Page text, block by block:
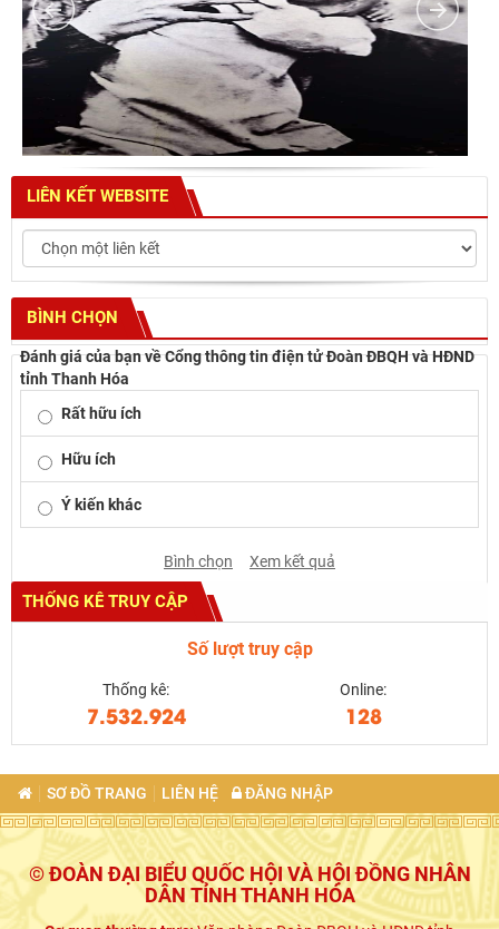
LIÊN KẾT WEBSITE
BÌNH CHỌN
Đánh giá của bạn về Cổng thông tin điện tử Đoàn ĐBQH và HĐND
tỉnh Thanh Hóa
Rất hữu ích
Hữu ích
Ý kiến khác
Bình chọn Xem kết quả
THỐNG KÊ TRUY CẬP
Số lượt truy cập
Thống kê:
7.532.924
Online:
128
SƠ ĐỒ TRANG LIÊN HỆ ĐĂNG NHẬP
© ĐOÀN ĐẠI BIỂU QUỐC HỘI VÀ HỘI ĐỒNG NHÂN
DÂN TỈNH THANH HÓA